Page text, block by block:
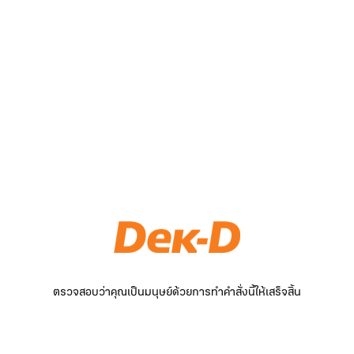
ตรวจสอบว่าคุณเป็นมนุษย์ด้วยการทำคำสั่งนี้ให้เสร็จสิ้น